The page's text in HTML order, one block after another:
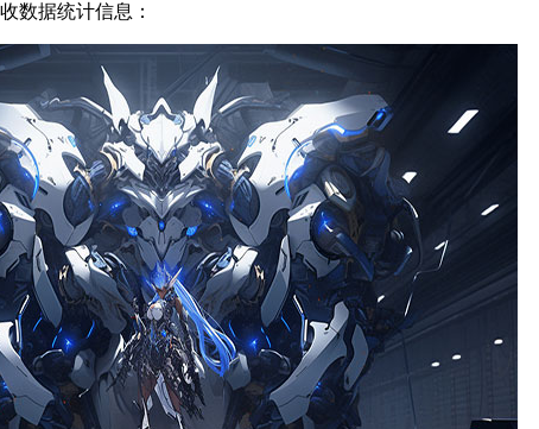
数据统计信息：